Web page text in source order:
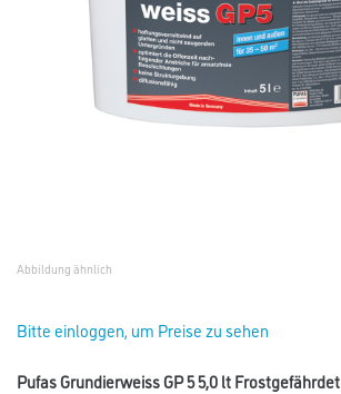
Abbildung ähnlich
Bitte einloggen, um Preise zu sehen
Pufas Grundierweiss GP 5 5,0 lt Frostgefährdet